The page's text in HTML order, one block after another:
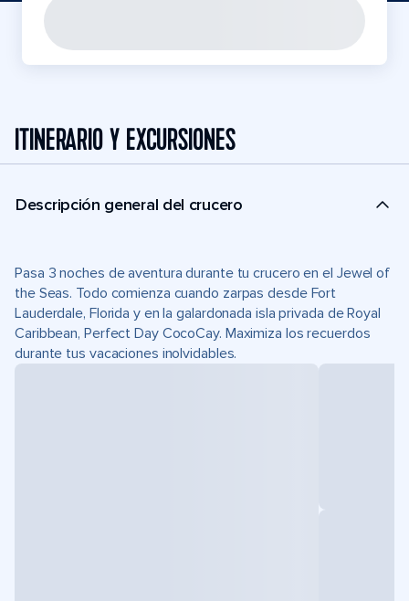
ITINERARIO Y EXCURSIONES
Descripción general del crucero
Pasa 3 noches de aventura durante tu crucero en el Jewel of
the Seas. Todo comienza cuando zarpas desde Fort
Lauderdale, Florida y en la galardonada isla privada de Royal
Caribbean, Perfect Day CocoCay. Maximiza los recuerdos
durante tus vacaciones inolvidables.